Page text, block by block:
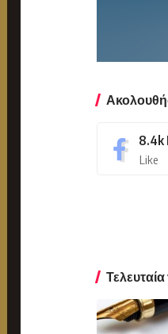
8.4k
Like
Τελευταία